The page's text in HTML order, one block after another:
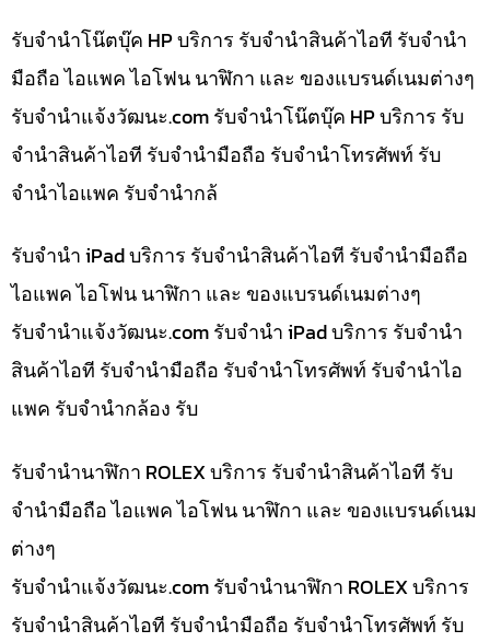
รับจำนำโน๊ตบุ๊ค HP บริการ รับจำนำสินค้าไอที รับจำนำ
มือถือ ไอแพค ไอโฟน นาฬิกา และ ของแบรนด์เนมต่างๆ
รับจํานําแจ้งวัฒนะ.com รับจำนำโน๊ตบุ๊ค HP บริการ รับ
จำนำสินค้าไอที รับจำนำมือถือ รับจำนำโทรศัพท์ รับ
จำนำไอแพค รับจำนำกล้
รับจำนำ iPad บริการ รับจำนำสินค้าไอที รับจำนำมือถือ
ไอแพค ไอโฟน นาฬิกา และ ของแบรนด์เนมต่างๆ
รับจํานําแจ้งวัฒนะ.com รับจำนำ iPad บริการ รับจำนำ
สินค้าไอที รับจำนำมือถือ รับจำนำโทรศัพท์ รับจำนำไอ
แพค รับจำนำกล้อง รับ
รับจำนำนาฬิกา ROLEX บริการ รับจำนำสินค้าไอที รับ
จำนำมือถือ ไอแพค ไอโฟน นาฬิกา และ ของแบรนด์เนม
ต่างๆ
รับจํานําแจ้งวัฒนะ.com รับจำนำนาฬิกา ROLEX บริการ
รับจำนำสินค้าไอที รับจำนำมือถือ รับจำนำโทรศัพท์ รับ